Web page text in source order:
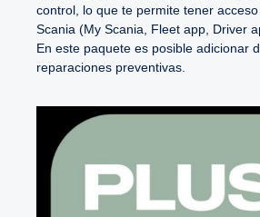
control, lo que te permite tener
Scania (My Scania, Fleet app, Driver
En este paquete es posible adicionar
reparaciones preventivas.